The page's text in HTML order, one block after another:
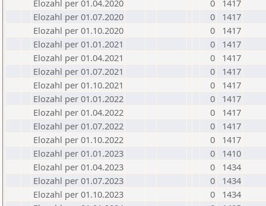
Elozahl per 01.04.2020
0
1417
Elozahl per 01.07.2020
0
1417
Elozahl per 01.10.2020
0
1417
Elozahl per 01.01.2021
0
1417
Elozahl per 01.04.2021
0
1417
Elozahl per 01.07.2021
0
1417
Elozahl per 01.10.2021
0
1417
Elozahl per 01.01.2022
0
1417
Elozahl per 01.04.2022
0
1417
Elozahl per 01.07.2022
0
1417
Elozahl per 01.10.2022
0
1417
Elozahl per 01.01.2023
0
1410
Elozahl per 01.04.2023
0
1434
Elozahl per 01.07.2023
0
1434
Elozahl per 01.10.2023
0
1434